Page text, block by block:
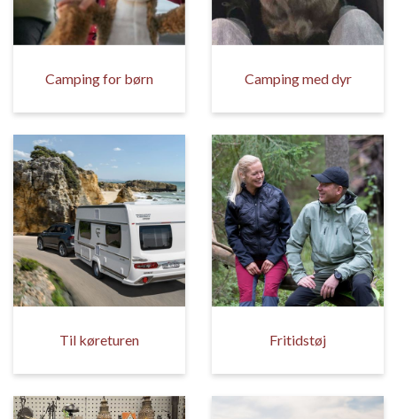
Camping for børn Camping med dyr
Til køreturen Fritidstøj